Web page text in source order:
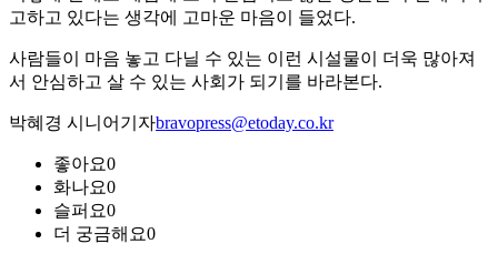
고하고 있다는 생각에 고마운 마음이 들었다.
사람들이 마음 놓고 다닐 수 있는 이런 시설물이 더욱 많아져
서 안심하고 살 수 있는 사회가 되기를 바라본다.
박혜경 시니어기자bravopress@etoday.co.kr
좋아요0
화나요0
슬퍼요0
더 궁금해요0